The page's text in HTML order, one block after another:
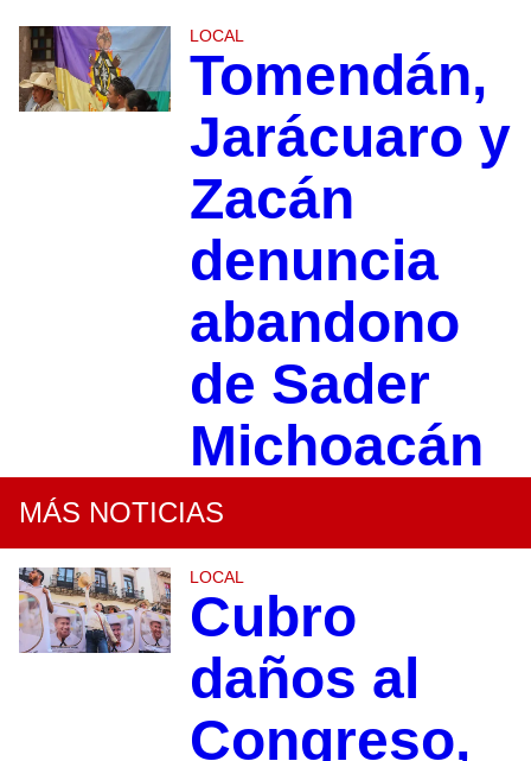
LOCAL
Tomendán,
Jarácuaro y
Zacán
denuncia
abandono
de Sader
Michoacán
MÁS NOTICIAS
LOCAL
Cubro
daños al
Congreso,